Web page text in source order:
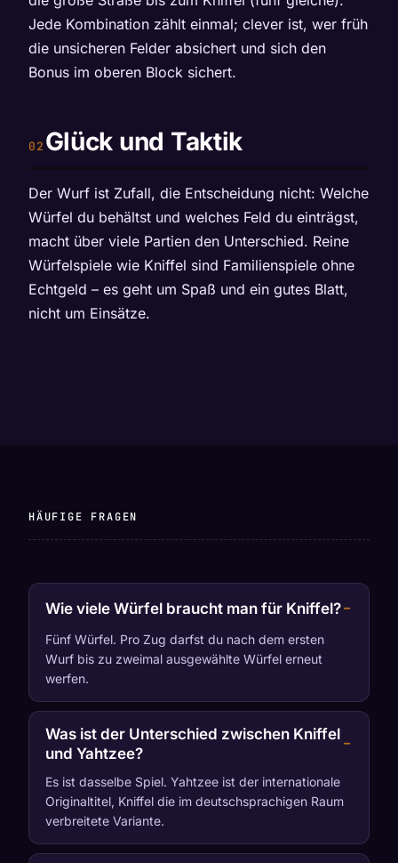
Jede Kombination zählt einmal; clever ist, wer früh
die unsicheren Felder absichert und sich den
Bonus im oberen Block sichert.
Glück und Taktik
Der Wurf ist Zufall, die Entscheidung nicht: Welche
Würfel du behältst und welches Feld du einträgst,
macht über viele Partien den Unterschied. Reine
Würfelspiele wie Kniffel sind Familienspiele ohne
Echtgeld – es geht um Spaß und ein gutes Blatt,
nicht um Einsätze.
HÄUFIGE FRAGEN
Wie viele Würfel braucht man für Kniffel?
Fünf Würfel. Pro Zug darfst du nach dem ersten
Wurf bis zu zweimal ausgewählte Würfel erneut
werfen.
Was ist der Unterschied zwischen Kniffel
und Yahtzee?
Es ist dasselbe Spiel. Yahtzee ist der internationale
Originaltitel, Kniffel die im deutschsprachigen Raum
verbreitete Variante.